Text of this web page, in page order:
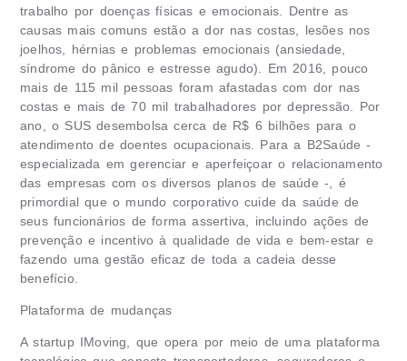
trabalho por doenças físicas e emocionais. Dentre as
causas mais comuns estão a dor nas costas, lesões nos
joelhos, hérnias e problemas emocionais (ansiedade,
síndrome do pânico e estresse agudo). Em 2016, pouco
mais de 115 mil pessoas foram afastadas com dor nas
costas e mais de 70 mil trabalhadores por depressão. Por
ano, o SUS desembolsa cerca de R$ 6 bilhões para o
atendimento de doentes ocupacionais. Para a B2Saúde ­-
especializada em gerenciar e aperfeiçoar o relacionamento
das empresas com os diversos planos de saúde -, é
primordial que o mundo corporativo cuide da saúde de
seus funcionários de forma assertiva, incluindo ações de
prevenção e incentivo à qualidade de vida e bem-estar e
fazendo uma gestão eficaz de toda a cadeia desse
benefício.
Plataforma de mudanças
A startup IMoving, que opera por meio de uma plataforma